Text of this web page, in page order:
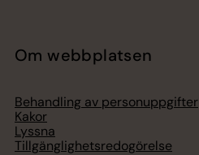
Om webbplatsen
Behandling av personuppgifter
Kakor
Lyssna
Tillgänglighetsredogörelse